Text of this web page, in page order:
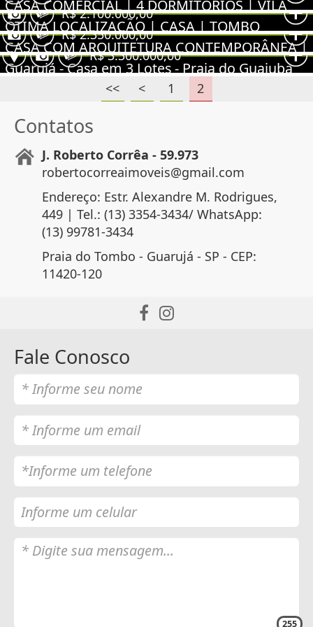
Guaiuba, Guarujá - SP
CASA COMERCIAL | 4 DORMITÓRIOS | VILA
MAIA
Vila Maia, Guarujá - SP
ÓTIMA LOCALIZAÇÃO | CASA | TOMBO
Tombo, Guarujá - SP
R$ 2.100.000,00
CASA COM ARQUITETURA CONTEMPORÂNEA |
GUAIÚBA
R$ 2.350.000,00
VER MAIS
Guarujá - Casa em 3 Lotes - Praia do Guaiuba
R$ 3.300.000,00
VER MAIS
<< < 1 2
Contatos
J. Roberto Corrêa - 59.973
robertocorreaimoveis@gmail.com
Endereço: Estr. Alexandre M. Rodrigues,
449 | Tel.: (13) 3354-3434/ WhatsApp:
(13) 99781-3434
Praia do Tombo - Guarujá - SP - CEP:
11420-120
Fale Conosco
255